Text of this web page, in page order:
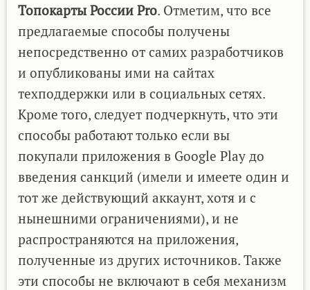
Топокарты России Pro. Отметим, что все
предлагаемые способы получены
непосредственно от самих разработчиков
и опубликованы ими на сайтах
техподдержки или в социальных сетях.
Кроме того, следует подчеркнуть, что эти
способы работают только если вы
покупали приложения в Google Play до
введения санкций (имели и имеете один и
тот же действующий аккаунт, хотя и с
нынешними ограничениями), и не
распространяются на приложения,
полученные из других источников. Также
эти способы не включают в себя механизм